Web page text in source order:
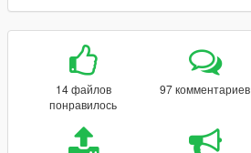
14 файлов
понравилось
97 комментариев